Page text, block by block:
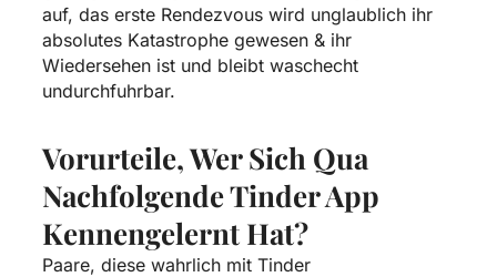
auf, das erste Rendezvous wird unglaublich ihr
absolutes Katastrophe gewesen & ihr
Wiedersehen ist und bleibt waschecht
undurchfuhrbar.
Vorurteile, Wer Sich Qua
Nachfolgende Tinder App
Kennengelernt Hat?
Paare, diese wahrlich mit Tinder